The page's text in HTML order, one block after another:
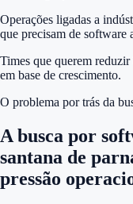
Operações ligadas a
que precisam de software
Times que querem
em base de crescimento.
O problema por trás da
A busca por
santana de
pressão